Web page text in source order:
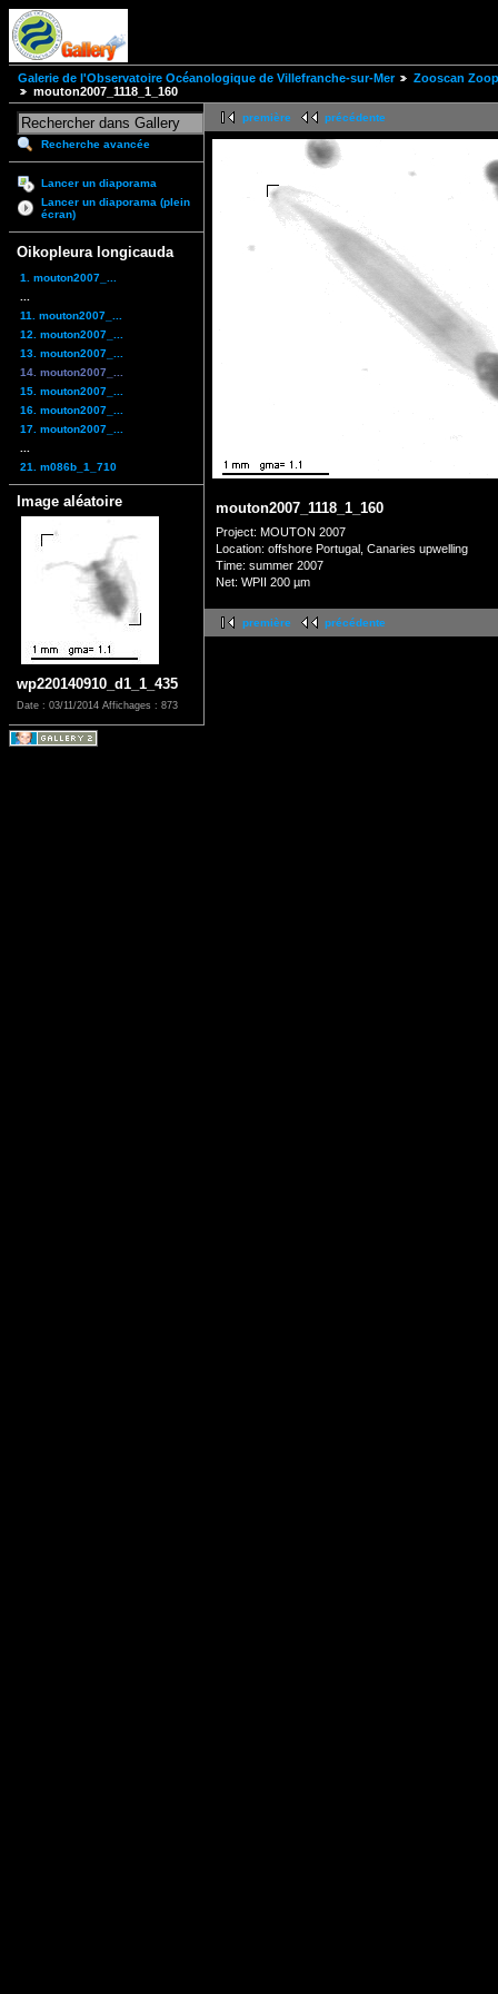
Galerie de l'Observatoire Océanologique de Villefranche-sur-Mer
Zooscan
mouton2007_1118_1_160
Recherche avancée
Lancer un diaporama
Lancer un diaporama (plein
écran)
Oikopleura longicauda
1. mouton2007_...
11. mouton2007_...
12. mouton2007_...
13. mouton2007_...
14. mouton2007_...
15. mouton2007_...
16. mouton2007_...
17. mouton2007_...
21. m086b_1_710
Image aléatoire
wp220140910_d1_1_435
Date : 03/11/2014 Affichages : 873
première précédente
mouton2007_1118_1_160
Project: MOUTON 2007
Location: offshore Portugal, Canaries upwelling
Time: summer 2007
Net: WPII 200 µm
première précédente